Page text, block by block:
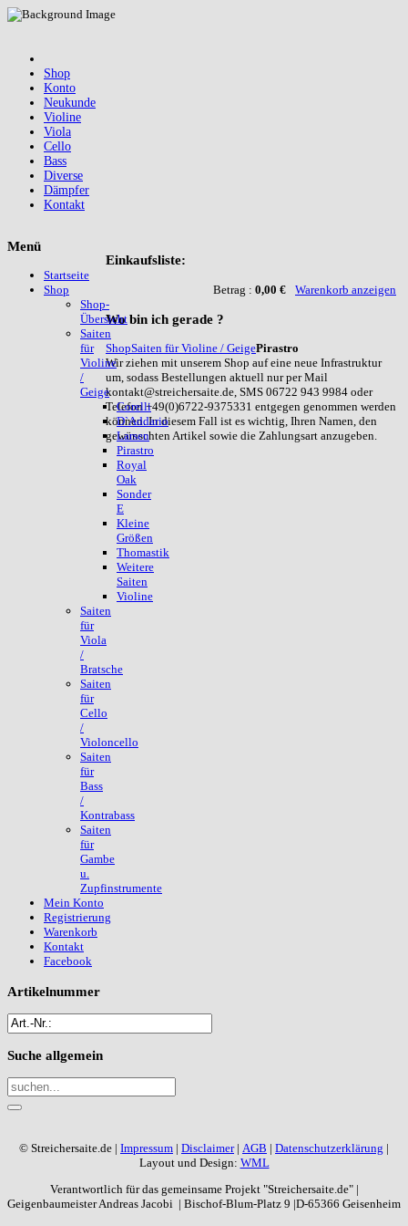
Shop
Konto
Neukunde
Violine
Viola
Cello
Bass
Diverse
Dämpfer
Kontakt
Einkaufsliste:
Betrag : 0,00 € Warenkorb anzeigen
Wobin ich gerade ?
ShopSaiten für Violine / GeigePirastro
Wir ziehen mit unserem Shop auf eine neue Infrastruktur
um, sodass Bestellungen aktuell nur per Mail
kontakt@streichersaite.de, SMS 06722 943 9984 oder
Telefon +49(0)6722-9375331 entgegen genommen werden
können. In diesem Fall ist es wichtig, Ihren Namen, den
gewünschten Artikel sowie die Zahlungsart anzugeben.
Menü
Startseite
Shop
Shop-
Übersicht
Saiten
für
Violine
/
Geige
Corelli
D`Addario
Larsen
Pirastro
Royal
Oak
Sonder
E
Kleine
Größen
Thomastik
Weitere
Saiten
Violine
Saiten
für
Viola
/
Bratsche
Saiten
für
Cello
/
Violoncello
Saiten
für
Bass
/
Kontrabass
Saiten
für
Gambe
u.
Zupfinstrumente
Mein Konto
Registrierung
Warenkorb
Kontakt
Facebook
Artikelnummer
Suche allgemein
© Streichersaite.de | Impressum | Disclaimer| AGB | Datenschutzerklärung |
Layout und Design: WML
Verantwortlich für das gemeinsame Projekt "Streichersaite.de" |
Geigenbaumeister Andreas Jacobi | Bischof-Blum-Platz 9 |D-65366 Geisenheim